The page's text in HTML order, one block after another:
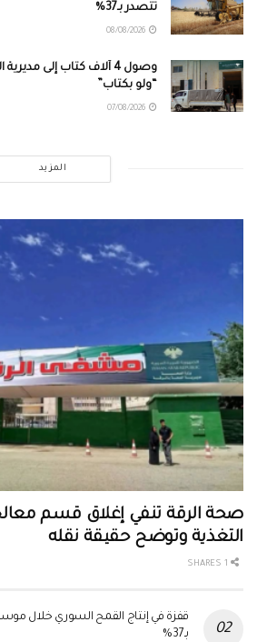
تتصدر بـ37%
وصول 4 آلاف كتاب إلى
“ولو بكتاب”
المزيد
صحة الرقة تنفي إغلاق قسم
التغذية وتوضح حقيقة نقله
بـ37%